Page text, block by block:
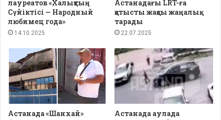
лауреатов «Халықтың
Сүйіктісі — Народный
любимец года»
14.10.2025
Астанадағы LRT-ға
қатысты жақсы жаңалық
тарады
22.07.2025
Астанада «Шанхай»
Астанада аулада